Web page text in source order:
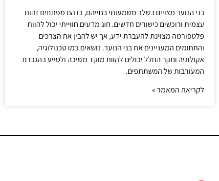
בני הנוער מצויים בשלב משמעותי בחייהם, בו הם מפתחים זהות
עצמית ורוכשים כישורים חדשים. חוג מדעים חווייתי יכול להוות
פלטפורמה מצוינת להעברת ידע, אך יש להבין את הצרכים
והתחומים המעניינים את בני הנוער. נושאים כמו טכנולוגיה,
אקולוגיה וחקר החלל יכולים להוות מוקד משיכה ולסייע בהגברת
המעורבות של המשתתפים.
לקריאת המאמר »